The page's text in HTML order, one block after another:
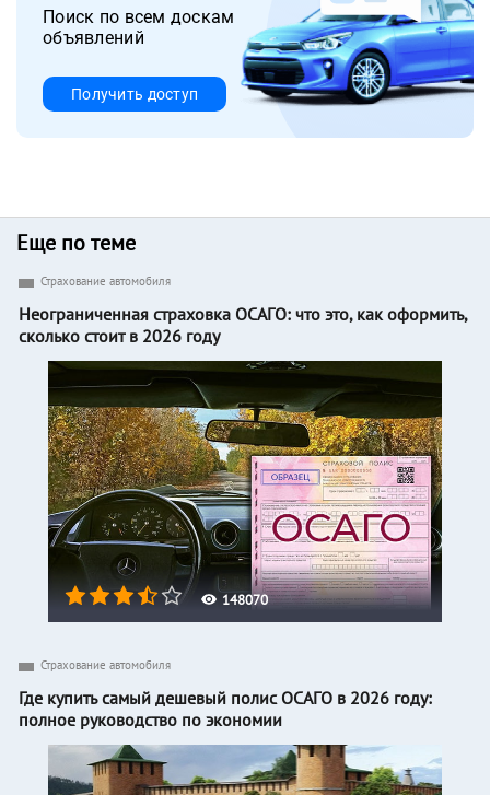
Поиск по всем доскам
объявлений
Получить доступ
Еще по теме
148070
Страхование автомобиля
Неограниченная страховка ОСАГО: что это, как оформить,
сколько стоит в 2026 году
Страхование автомобиля
Где купить самый дешевый полис ОСАГО в 2026 году:
полное руководство по экономии